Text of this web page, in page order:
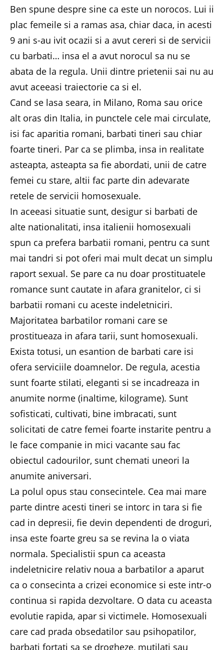
Ben spune despre sine ca este un norocos. Lui ii
plac femeile si a ramas asa, chiar daca, in acesti
9 ani s-au ivit ocazii si a avut cereri si de servicii
cu barbati… insa el a avut norocul sa nu se
abata de la regula. Unii dintre prietenii sai nu au
avut aceeasi traiectorie ca si el.
Cand se lasa seara, in Milano, Roma sau orice
alt oras din Italia, in punctele cele mai circulate,
isi fac aparitia romani, barbati tineri sau chiar
foarte tineri. Par ca se plimba, insa in realitate
asteapta, asteapta sa fie abordati, unii de catre
femei cu stare, altii fac parte din adevarate
retele de servicii homosexuale.
In aceeasi situatie sunt, desigur si barbati de
alte nationalitati, insa italienii homosexuali
spun ca prefera barbatii romani, pentru ca sunt
mai tandri si pot oferi mai mult decat un simplu
raport sexual. Se pare ca nu doar prostituatele
romance sunt cautate in afara granitelor, ci si
barbatii romani cu aceste indeletniciri.
Majoritatea barbatilor romani care se
prostitueaza in afara tarii, sunt homosexuali.
Exista totusi, un esantion de barbati care isi
ofera serviciile doamnelor. De regula, acestia
sunt foarte stilati, eleganti si se incadreaza in
anumite norme (inaltime, kilograme). Sunt
sofisticati, cultivati, bine imbracati, sunt
solicitati de catre femei foarte instarite pentru a
le face companie in mici vacante sau fac
obiectul cadourilor, sunt chemati uneori la
anumite aniversari.
La polul opus stau consecintele. Cea mai mare
parte dintre acesti tineri se intorc in tara si fie
cad in depresii, fie devin dependenti de droguri,
insa este foarte greu sa se revina la o viata
normala. Specialistii spun ca aceasta
indeletnicire relativ noua a barbatilor a aparut
ca o consecinta a crizei economice si este intr-o
continua si rapida dezvoltare. O data cu aceasta
evolutie rapida, apar si victimele. Homosexuali
care cad prada obsedatilor sau psihopatilor,
barbati fortati sa se drogheze, mutilati sau